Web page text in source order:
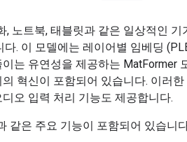
, 노트북, 태블릿과 같은 일상적인
. 이 모델에는 레이어별 임베딩
는 유연성을 제공하는 MatFormer
혁신이 포함되어 있습니다. 이러
오 입력 처리 기능도 제공합니다.
같은 주요 기능이 포함되어 있습니